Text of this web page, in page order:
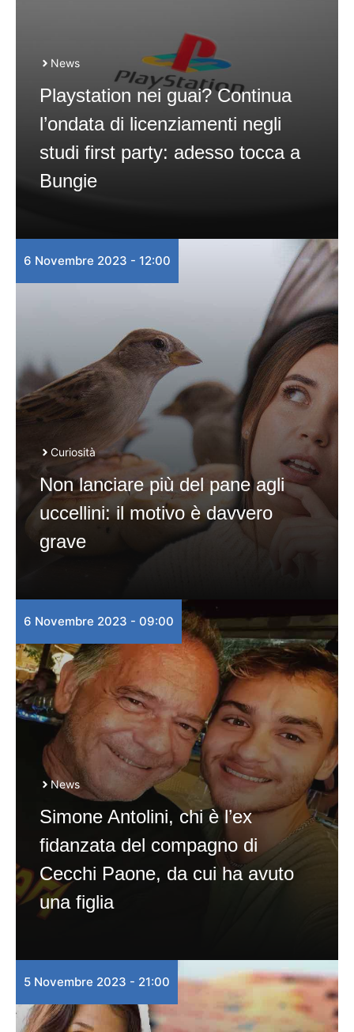
News
Playstation nei guai? Continua
l’ondata di licenziamenti negli
studi first party: adesso tocca a
Bungie
6 Novembre 2023 - 12:00
Curiosità
Non lanciare più del pane agli
uccellini: il motivo è davvero
grave
6 Novembre 2023 - 09:00
News
Simone Antolini, chi è l’ex
fidanzata del compagno di
Cecchi Paone, da cui ha avuto
una figlia
5 Novembre 2023 - 21:00